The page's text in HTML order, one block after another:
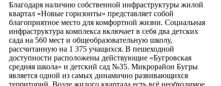
Благодаря наличию собственной инфраструктуры жилой
квартал «Новые горизонты» представляет собой
благоприятное место для комфортной жизни. Социальная
инфраструктура комплекса включает в себя два детских
сада на 560 мест и общеобразовательную школу,
рассчитанную на 1 375 учащихся. В пешеходной
доступности расположены действующие «Бугровская
средняя школа» и детский сад №35. Микрорайон Бугры
является одной из самых динамично развивающихся